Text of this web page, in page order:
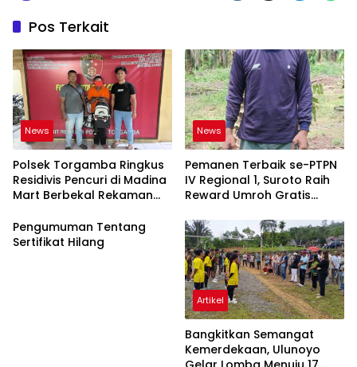
Pos Terkait
News
Polsek Torgamba Ringkus
Residivis Pencuri di Madina
Mart Berbekal Rekaman
News
Pemanen Terbaik se-PTPN
IV Regional 1, Suroto Raih
Reward Umroh Gratis
Pengumuman Tentang
Sertifikat Hilang
Artikel
Bangkitkan Semangat
Kemerdekaan, Ulunoyo